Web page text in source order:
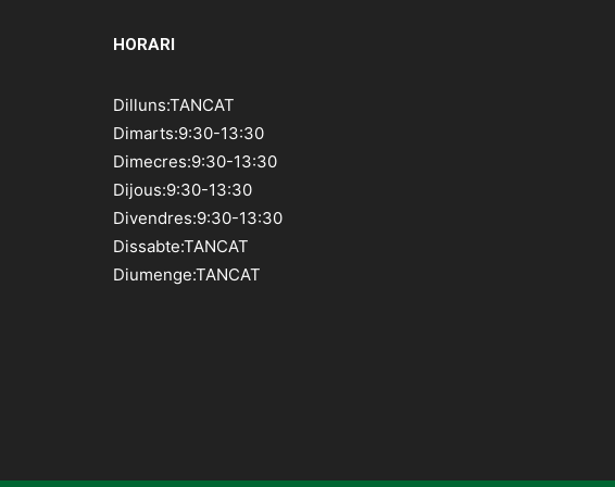
HORARI
Dilluns:TANCAT
Dimarts:9:30-13:30
Dimecres:9:30-13:30
Dijous:9:30-13:30
Divendres:9:30-13:30
Dissabte:TANCAT
Diumenge:TANCAT